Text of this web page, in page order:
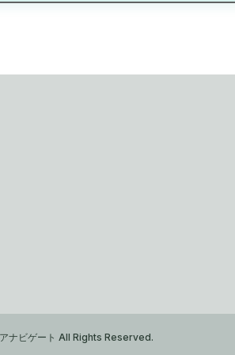
ナビゲート All Rights Reserved.